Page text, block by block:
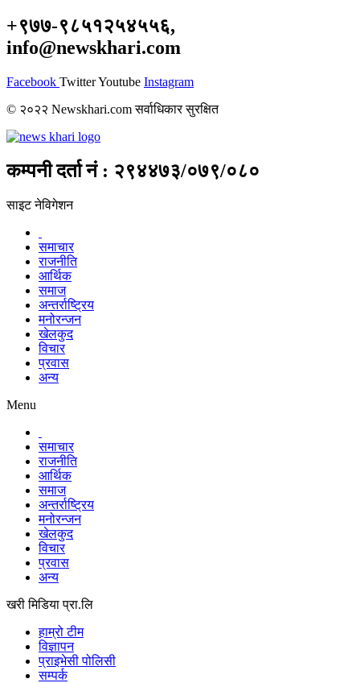
+९७७-९८५१२५४५५६,
info@newskhari.com
Facebook TwitterYoutube Instagram
© २०२२ Newskhari.com सर्वाधिकार सुरक्षित
कम्पनी दर्ता नं : २९४४७३/०७९/०८०
साइट नेविगेशन
समाचार
राजनीति
आर्थिक
समाज
अन्तर्राष्ट्रिय
मनोरन्जन
खेलकुद
विचार
प्रवास
अन्य
Menu
समाचार
राजनीति
आर्थिक
समाज
अन्तर्राष्ट्रिय
मनोरन्जन
खेलकुद
विचार
प्रवास
अन्य
खरी मिडिया प्रा.लि
हाम्रो टीम
विज्ञापन
प्राइभेसी पोलिसी
सम्पर्क